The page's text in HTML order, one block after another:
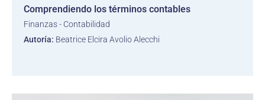
Comprendiendo los términos contables
Finanzas - Contabilidad
Autoría: Beatrice Elcira Avolio Alecchi